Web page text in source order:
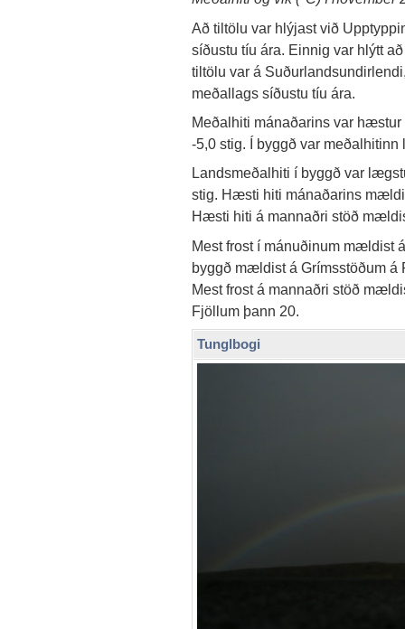
Að tiltölu var hlýjast við
síðustu tíu ára. Einnig var hlýtt
tiltölu var á
meðallags síðustu tíu ára.
Meðalhiti mánaðarins var
-5,0 stig. Í byggð var
Landsmeðalhiti í byggð var
stig. Hæsti hiti mánaðarins
Hæsti hiti á mannaðri stöð
Mest frost í mánuðinum mældist
byggð mældist á Grímsstöðum á
Mest frost á mannaðri stöð
Fjöllum þann 20.
Tunglbogi